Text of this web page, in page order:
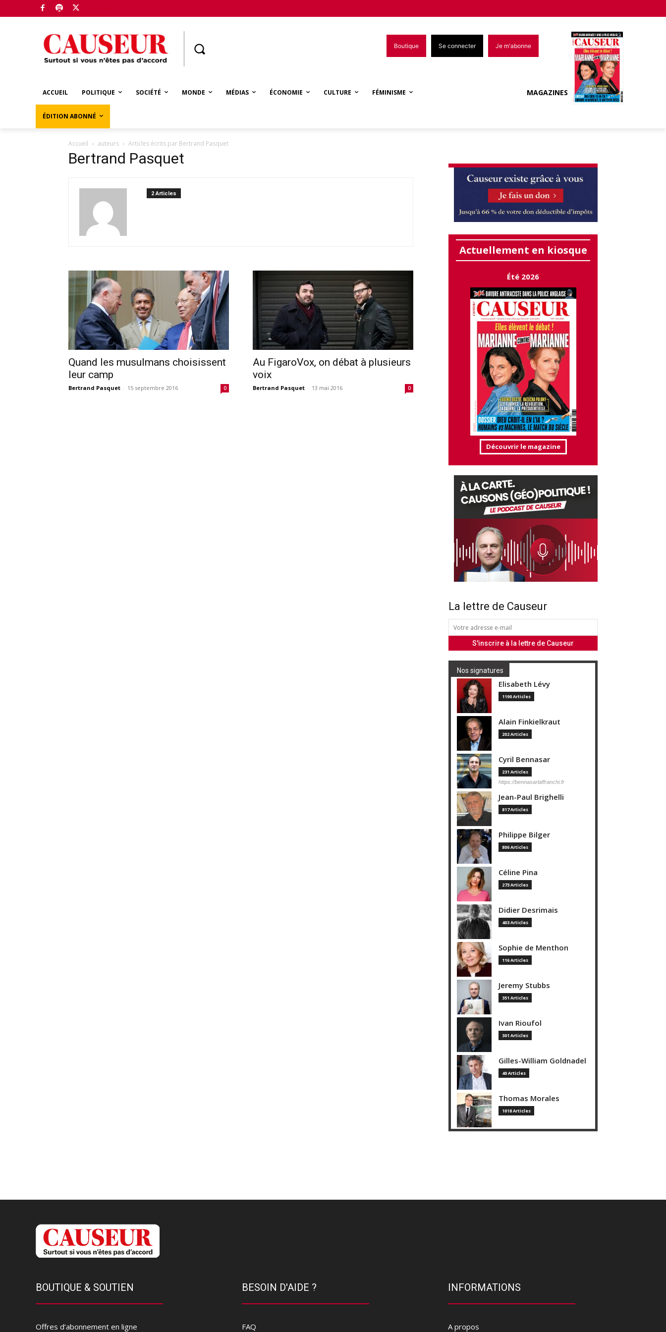
Boutique Se connecter Je m'abonne
ACCUEIL POLITIQUE SOCIÉTÉ MONDE MÉDIAS ÉCONOMIE CULTURE FÉMINISME
ÉDITION ABONNÉ
MAGAZINES
Accueil auteurs Articles écrits par Bertrand Pasquet
Bertrand Pasquet
2 Articles
Quand les musulmans choisissent
leur camp
Bertrand Pasquet - 15 septembre 2016 0
Au FigaroVox, on débat à plusieurs
voix
Bertrand Pasquet - 13 mai 2016 0
Actuellement en kiosque
Été 2026
Découvrir le magazine
La lettre de Causeur
Nos signatures
Elisabeth Lévy
1190 Articles
Alain Finkielkraut
202 Articles
Cyril Bennasar
231 Articles
https://bennasarlaffranchi.fr
Jean-Paul Brighelli
817 Articles
Philippe Bilger
806 Articles
Céline Pina
273 Articles
Didier Desrimais
403 Articles
Sophie de Menthon
116 Articles
Jeremy Stubbs
351 Articles
Ivan Rioufol
301 Articles
Gilles-William Goldnadel
40 Articles
Thomas Morales
1018 Articles
BOUTIQUE & SOUTIEN
Offres d’abonnement en ligne
BESOIN D'AIDE ?
FAQ
INFORMATIONS
A propos